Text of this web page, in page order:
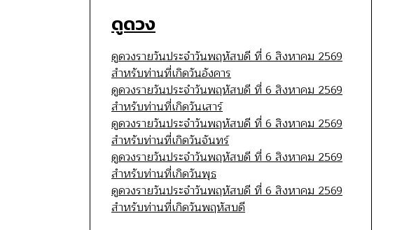
ดูดวง
ดูดวงรายวันประจำวันพฤหัสบดี ที่ 6 สิงหาคม 2569
สำหรับท่านที่เกิดวันอังคาร
ดูดวงรายวันประจำวันพฤหัสบดี ที่ 6 สิงหาคม 2569
สำหรับท่านที่เกิดวันเสาร์
ดูดวงรายวันประจำวันพฤหัสบดี ที่ 6 สิงหาคม 2569
สำหรับท่านที่เกิดวันจันทร์
ดูดวงรายวันประจำวันพฤหัสบดี ที่ 6 สิงหาคม 2569
สำหรับท่านที่เกิดวันพุธ
ดูดวงรายวันประจำวันพฤหัสบดี ที่ 6 สิงหาคม 2569
สำหรับท่านที่เกิดวันพฤหัสบดี